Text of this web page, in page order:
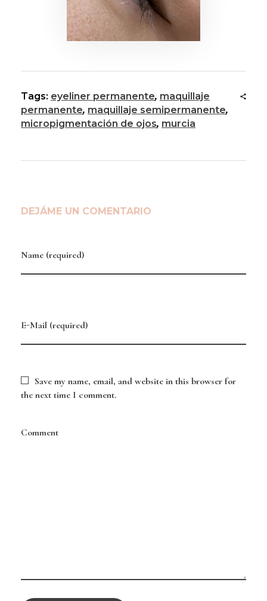
Tags: eyeliner permanente, maquillaje
permanente, maquillaje semipermanente,
micropigmentación de ojos, murcia
DEJÁME UN COMENTARIO
Name (required)
E-Mail (required)
Save my name, email, and website in this browser for
the next time I comment.
Comment